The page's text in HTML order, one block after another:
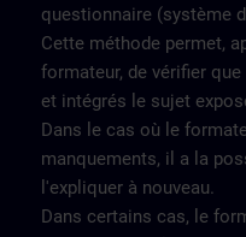
questionnaire (système
Cette méthode permet,
formateur, de vérifier
et intégrés le sujet
Dans le cas où le
manquements, il a la
l'expliquer à nouveau.
Dans certains cas, le